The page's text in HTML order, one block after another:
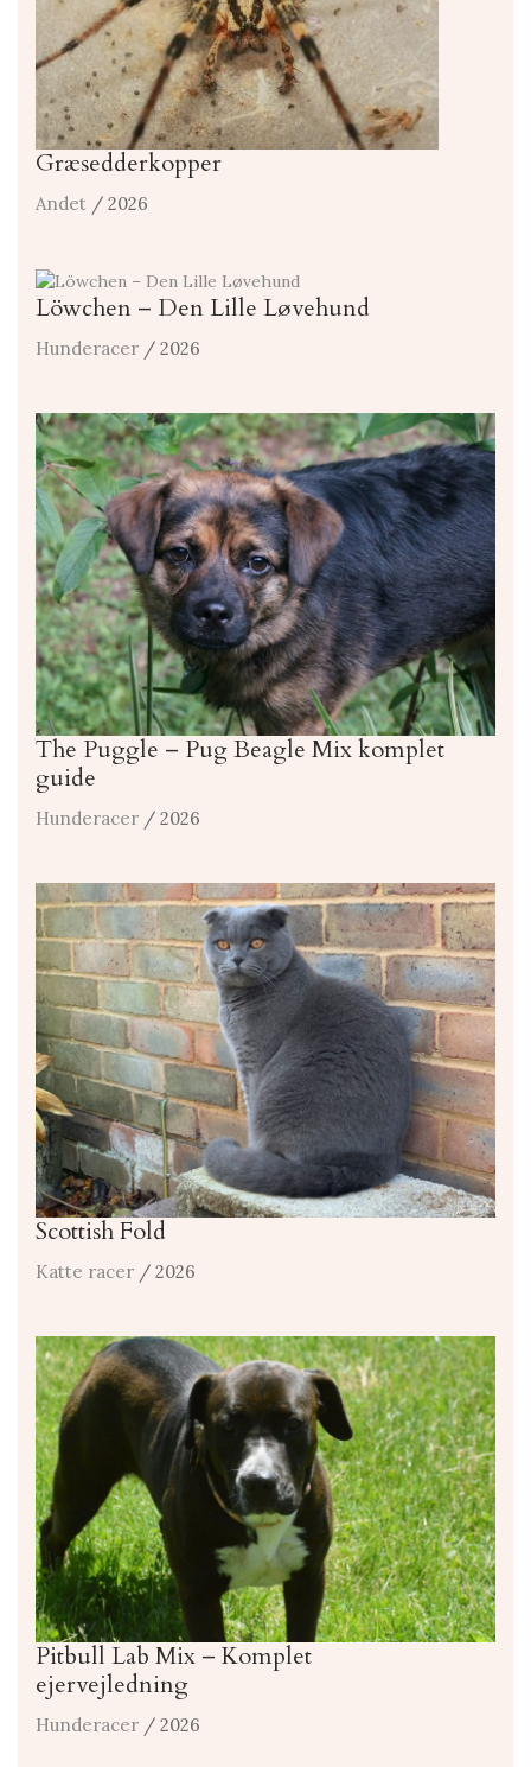
Græsedderkopper
Andet / 2026
Löwchen – Den Lille Løvehund
Hunderacer / 2026
The Puggle – Pug Beagle Mix komplet
guide
Hunderacer / 2026
Scottish Fold
Katte racer / 2026
Pitbull Lab Mix – Komplet
ejervejledning
Hunderacer / 2026